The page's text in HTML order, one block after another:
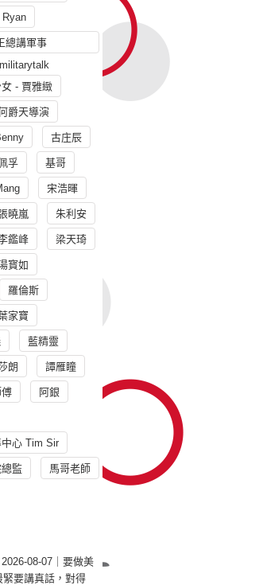
Ryan
總講軍事
- 賈雅緻
爵天導演
古庄辰
孚 基哥
宋浩暉
曉嵐 朱利安
鑑峰 梁天琦
寳如
羅倫斯
家寶
藍精靈
朗 譚雁瞳
阿銀
心 Tim Sir
監 馬哥老師
2026-08-07｜要做美
要講真話，對得